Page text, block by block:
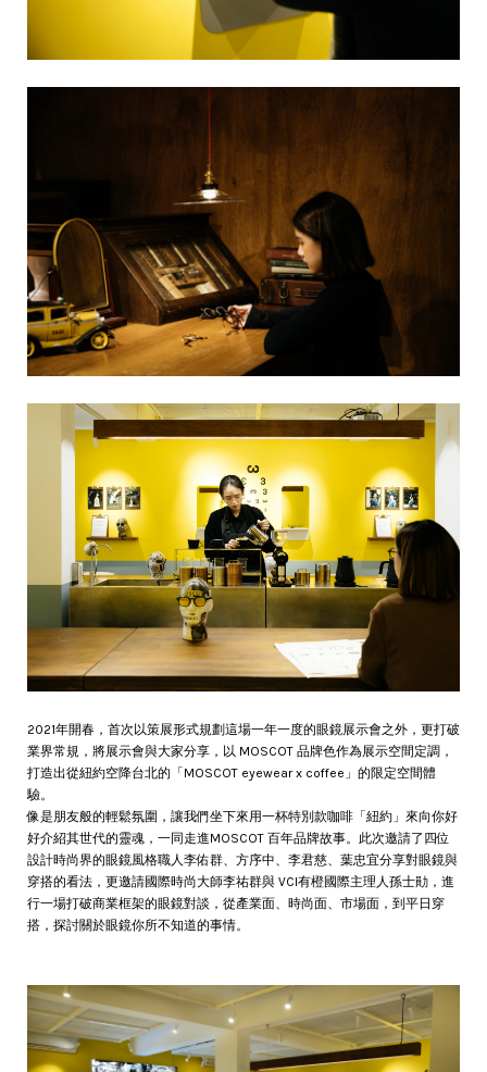
2021年開春，首次以策展形式規劃這場一年一度的眼鏡展示會之外，更打破
業界常規，將展示會與大家分享，以 MOSCOT 品牌色作為展示空間定調，
打造出從紐約空降台北的「MOSCOT eyewear x coffee」的限定空間體
驗。
像是朋友般的輕鬆氛圍，讓我們坐下來用一杯特別款咖啡「紐約」來向你好
好介紹其世代的靈魂，一同走進MOSCOT 百年品牌故事。此次邀請了四位
設計時尚界的眼鏡風格職人李佑群、方序中、李君慈、葉忠宜分享對眼鏡與
穿搭的看法，更邀請國際時尚大師李祐群與 VCI有橙國際主理人孫士勛，進
行一場打破商業框架的眼鏡對談，從產業面、時尚面、市場面，到平日穿
搭，探討關於眼鏡你所不知道的事情。